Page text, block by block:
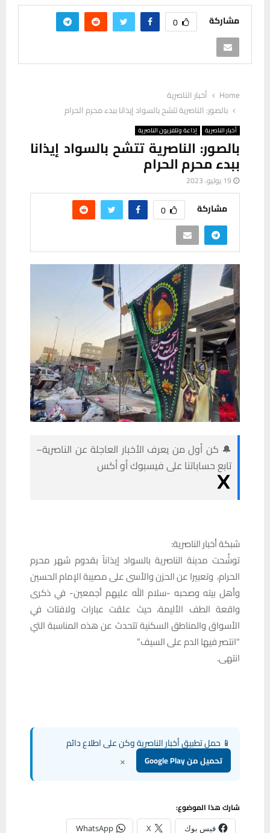
مشاركة 0
Home
أخبار الناصرية
بالصور: الناصرية تتشح بالسواد إيذانا ببدء محرم الحرام
أخبار الناصرية إذاعة وتلفزيون الناصرية
بالصور: الناصرية تتشح بالسواد إيذانا
ببدء محرم الحرام
19 يوليو، 2023
مشاركة 0
🔔 كن أول من يعرف الأخبار العاجلة عن الناصرية–
تابع حساباتنا على فيسبوك أو أكس
شبكة أخبار الناصرية:
توشَّحت مدينة الناصرية بالسواد إيذاناً بقدوم شهر محرم
الحرام، وتعبيرا عن الحزن والأسى على مصيبة الإمام الحسين
وأهل بيته وصحبه -سلام الله عليهم أجمعين- في ذكرى
واقعة الطف الأليمة، حيث علقت عبارات ولافتات في
الأسواق والمناطق السكنية تتحدث عن هذه المناسبة التي
“انتصر فيها الدم على السيف”
انتهى.
📱 حمل تطبيق أخبار الناصرية وكن على اطلاع دائم
تحميل من Google Play ×
شارك هذا الموضوع:
فيس بوك X
WhatsApp